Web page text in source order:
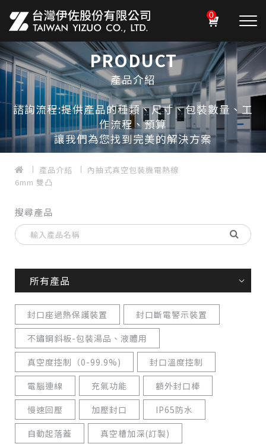
0
PRODUCT
產品介紹
諮詢流程:提供產品的種類、尺寸、包裝數量、工
作流程、預算
讓我們為您找到完美的解決方案
產品介紹
內抽式真空包裝機電熱線
6mm 雙凸
搜尋產品
所有產品
封口座過熱保護裝置
封口斷電警示裝置
不鏽鋼斜板-包裝湯品、液體用
真空度控制（0-99.9%)
封口溫度控制
電腦連線
充氣功能
額外封口棒
慢速回壓
加壓封口
IP65防水
自動起落蓋
真空槽加深(訂製)